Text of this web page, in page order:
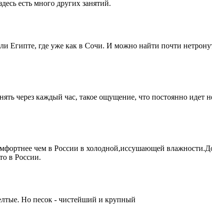
есть много других занятий.
Египте, где уже как в Сочи. И можно найти почти
через каждый час, такое ощущение, что постоянно
чем в России в холодной,иссушающей
в России.
Но песок - чистейший и крупный